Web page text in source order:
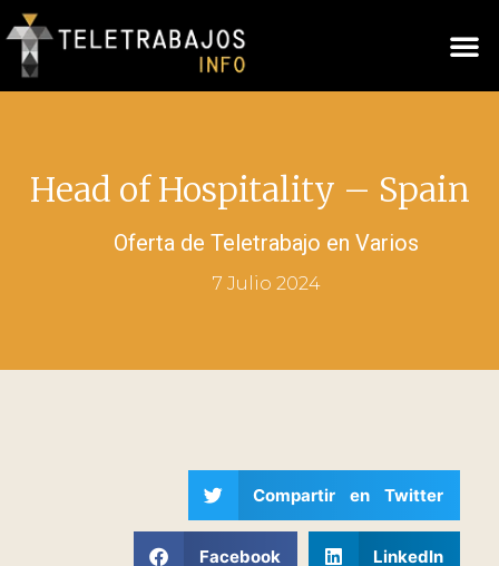
Head of Hospitality – Spain
Oferta de Teletrabajo en Varios
7 Julio 2024
Compartir en Twitter
Facebook LinkedIn